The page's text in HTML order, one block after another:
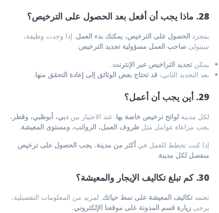
28. ماذا يجب أن أفعل بعد الحصول على الترخيص؟
بمجرد الحصول على الترخيص، يمكنك بدء العمل. إذا وجدت وظيفة،
سيتولى صاحب العمل مسؤولية تجديد الترخيص.
يمكن تجديد التراخيص عبر الإنترنت.
بعد التجديد الثاني، قد تحتاج بعض الوثائق إلى إعادة التحقق منها.
29. أين يجب أن أعمل؟
لكل مدينة لوائح ترخيص خاصة بها. عند الاختيار بين دبي، أبوظبي، وقطر ،
يجب مراعاة عوامل مثل ظروف العمل، الرواتب، ومستوى المعيشة.
إذا كنت تخطط للعمل في أكثر من مدينة، يجب الحصول على ترخيص
منفصل لكل مدينة.
30. كم تبلغ تكاليف الإيجار والمعيشة؟
تعتمد تكاليف المعيشة على نمط حياتك. لمزيد من المعلومات التفصيلية،
يرجى زيارة قسم المدونة على موقعنا الإلكتروني.